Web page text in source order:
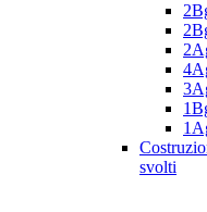
svolti